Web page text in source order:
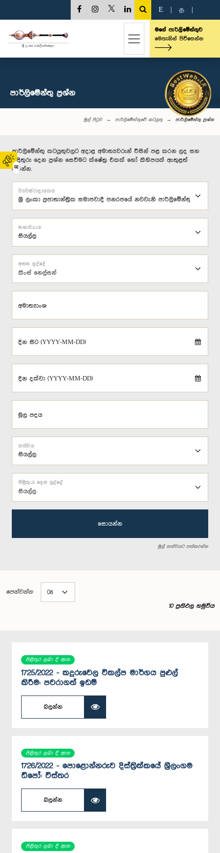
02
E த
මගේ පාර්ලිමේන්තුව
මෙතැනින් පිවිසෙන්න
පාර්ලි‌මේන්තු‌ ප්‍රශ්න
මුල් පිටුව පාර්ලිමේන්තුවේ කටයුතු පාර්ලි‌මේන්තු‌ ප්‍රශ්න
පාර්ලිමේන්තු කටයුතුවලට අදාළ අමාත්‍යවරුන් විසින් පළ කරන ලද සහ
පිළිතුරු දෙන ප්‍රශ්න සෙවීමට ක්ෂේත්‍ර එකක් හෝ කිහිපයක් ඇතුළත්
කරන්න.
ව්‍යවස්ථාදායකය
සභාවාරය
කිංස් නෙල්සන්
අසන ලද්දේ
අමාත්‍යාංශ
දින සිට (YYYY-MM-DD)
දින දක්වා (YYYY-MM-DD)
මූල පදය
තත්වය
සියල්ල
පිළිතුරු දෙන ලද්දේ
සොයන්න
මුල් තත්වයට පත්කරන්න
පෙන්වන්න
10 ප්‍රතිඵල හමුවිය
පිළිතුර ලබා දී ඇත
1725/2022 - කදුරුවෙල විකල්ප මාර්ගය පුළුල්
කිරීම: පවරාගත් ඉඩම්
බලන්න
පිළිතුර ලබා දී ඇත
1726/2022 - පොළොන්නරුව දිස්ත්‍රික්කයේ ශ්‍රීලංගම
ඩිපෝ: විස්තර
බලන්න
පිළිතුර ලබා දී ඇත